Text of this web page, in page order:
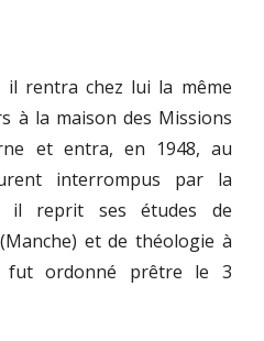
il rentra chez lui la même
à la maison des Missions
et entra, en 1948, au
interrompus par la
il reprit ses études de
et de théologie à
fut ordonné prêtre le 3